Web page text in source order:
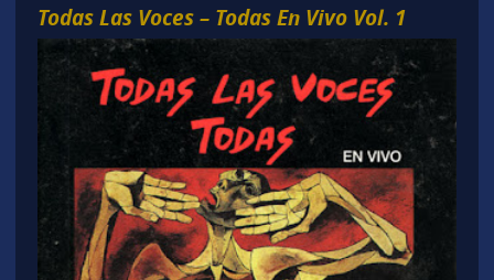
Todas Las Voces – Todas En Vivo Vol. 1